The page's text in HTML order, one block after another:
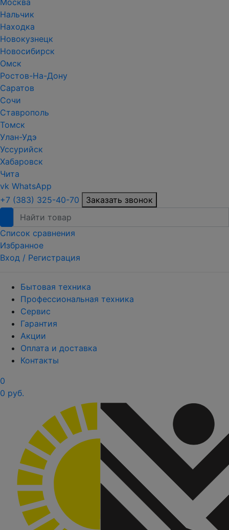
Москва
Нальчик
Находка
Новокузнецк
Новосибирск
Омск
Ростов-На-Дону
Саратов
Сочи
Ставрополь
Томск
Улан-Удэ
Уссурийск
Хабаровск
Чита
vk WhatsApp
+7 (383) 325-40-70
Заказать звонок
Список сравнения
Избранное
Вход / Регистрация
Бытовая техника
Профессиональная техника
Сервис
Гарантия
Акции
Оплата и доставка
Контакты
0
0 руб.